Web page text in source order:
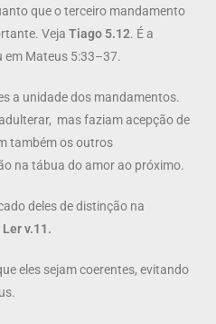
que o terceiro mandamento
VejaTiago 5.12. É a
em Mateus 5:33–37.
a unidade dos mandamentos.
mas faziam acepção de
também os outros
na tábua do amor ao próximo.
deles de distinção na
Ler v.11.
eles sejam coerentes, evitando